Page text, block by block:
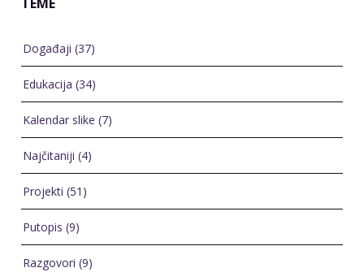
Događaji (37)
Edukacija (34)
Kalendar slike (7)
Najčitaniji (4)
Projekti (51)
Putopis (9)
Razgovori (9)